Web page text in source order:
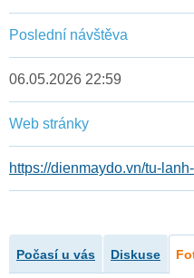
Poslední návštěva
06.05.2026 22:59
Web stránky
Počasí u vás Diskuse